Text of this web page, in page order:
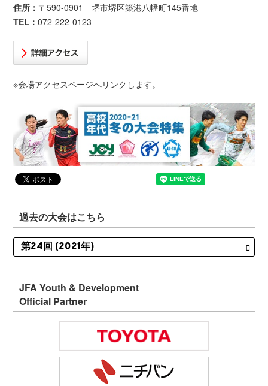
住所： 〒590-0901 堺市堺区築港八幡町145番地
TEL：072-222-0123
※会場アクセスページへリンクします。
過去の大会はこちら
JFA Youth & Development
Official Partner